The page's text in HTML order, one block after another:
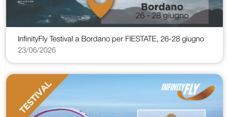
InfinityFly Testival a Bordano per FIESTATE, 26-28 giugno
23/06/2026